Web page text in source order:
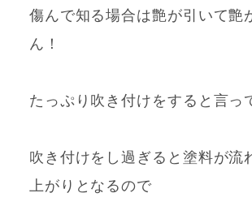
傷んで知る場合は艶が引いて艶
ん！
たっぷり吹き付けをすると言っ
吹き付けをし過ぎると塗料が流
上がりとなるので